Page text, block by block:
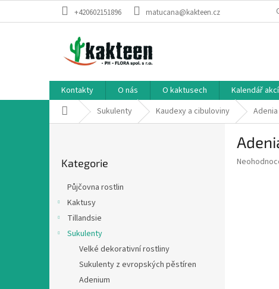
+420602151896 matucana@kakteen.cz
Kontakty O nás O kaktusech Kalendář akcí
Domů Sukulenty Kaudexy a cibuloviny
kategorie
Kategorie
Půjčovna rostlin
Kaktusy
Tillandsie
Sukulenty
Velké dekorativní rostliny
Sukulenty z evropských pěstíren
Adenium
Průměrné